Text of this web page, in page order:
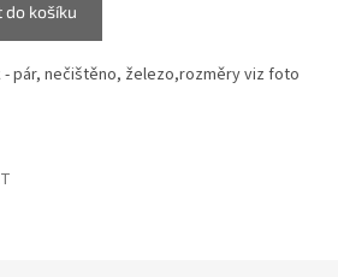
do košíku
pár, nečištěno, železo,rozměry viz foto